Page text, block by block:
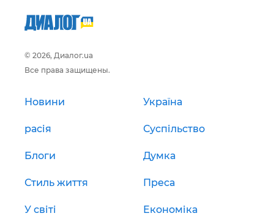
© 2026, Диалог.ua
Все права защищены.
Новини Україна
расія Суспільство
Блоги Думка
Стиль життя Преса
У світі Економіка